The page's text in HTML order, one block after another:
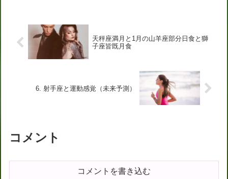
天秤座満月と1月の山羊座部分日食と獅
子座皆既月食
6. 射手座と運動感覚（未来予測）
コメント
コメントを書き込む